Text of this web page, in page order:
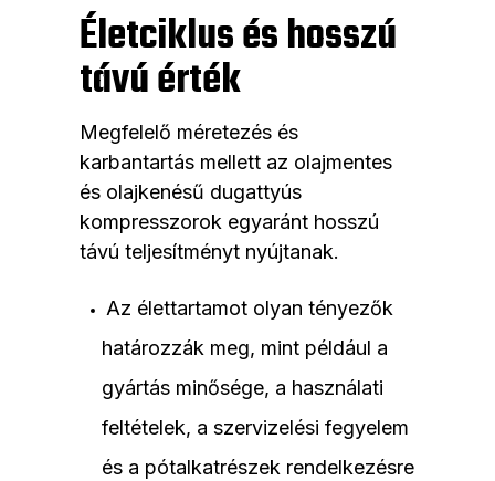
Életciklus és hosszú
távú érték
Megfelelő méretezés és
karbantartás mellett az olajmentes
és olajkenésű dugattyús
kompresszorok egyaránt hosszú
távú teljesítményt nyújtanak.
Az élettartamot olyan tényezők
határozzák meg, mint például a
gyártás minősége, a használati
feltételek, a szervizelési fegyelem
és a pótalkatrészek rendelkezésre